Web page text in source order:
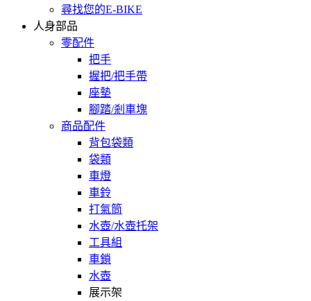
尋找您的E-BIKE
人身部品
零配件
把手
握把/把手帶
座墊
腳踏/剎車塊
商品配件
背包袋類
袋類
車燈
車鈴
打氣筒
水壺/水壺托架
工具組
車鎖
水壺
展示架